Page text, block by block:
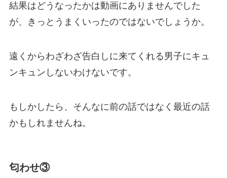
結果はどうなったかは動画にありませんでした
が、きっとうまくいったのではないでしょうか。
遠くからわざわざ告白しに来てくれる男子にキュ
ンキュンしないわけないです。
もしかしたら、そんなに前の話ではなく最近の話
かもしれませんね。
匂わせ③